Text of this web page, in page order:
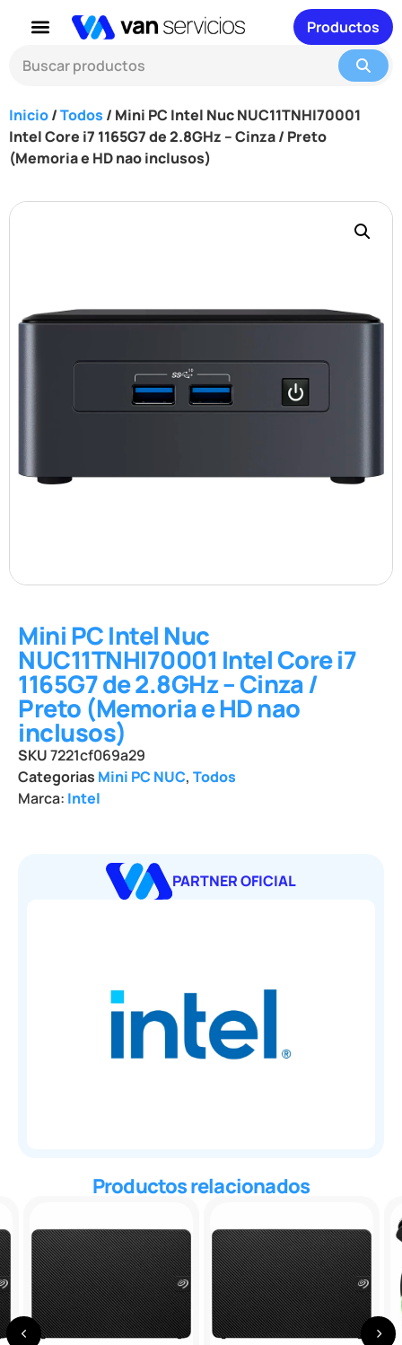
Productos
Inicio/Todos / Mini PC Intel Nuc NUC11TNHI70001
Intel Core i7 1165G7 de 2.8GHz – Cinza / Preto
(Memoria e HD nao inclusos)
Mini PC Intel Nuc
NUC11TNHI70001 Intel Core i7
1165G7 de 2.8GHz – Cinza /
Preto (Memoria e HD nao
inclusos)
SKU7221cf069a29
Categorias Mini PC NUC, Todos
Marca: Intel
PARTNER OFICIAL
Productos relacionados